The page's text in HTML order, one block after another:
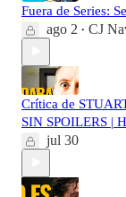
Fuera de Series:
ago 2 • CJ
Crítica de
SIN SPOILERS |
jul 30